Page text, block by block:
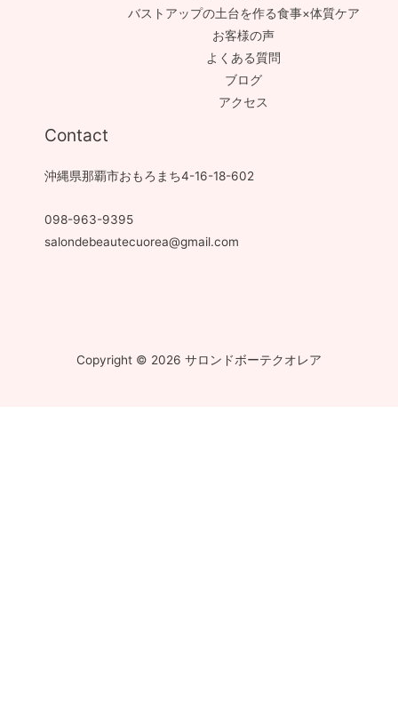
バストアップの土台を作る食事×体質ケア
お客様の声
よくある質問
ブログ
アクセス
Contact
沖縄県那覇市おもろまち4-16-18-602
098-963-9395
salondebeautecuorea@gmail.com
Copyright © 2026 サロンドボーテクオレア